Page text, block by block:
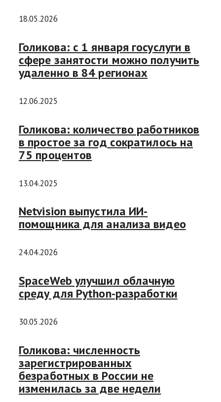
18.05.2026
Голикова: с 1 января госуслуги в
сфере занятости можно получить
удаленно в 84 регионах
12.06.2025
Голикова: количество работников
в простое за год сократилось на
75 процентов
13.04.2025
Netvision выпустила ИИ-
помощника для анализа видео
24.04.2026
SpaceWeb улучшил облачную
среду для Python-разработки
30.05.2026
Голикова: численность
зарегистрированных
безработных в России не
изменилась за две недели